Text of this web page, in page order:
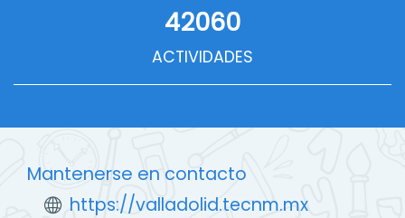
42060
ACTIVIDADES
Mantenerse en contacto
https://valladolid.tecnm.mx